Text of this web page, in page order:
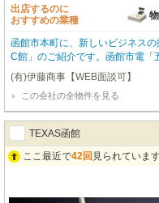
出店するのに
おすすめの業種
函館市本町に、新しいビジネス
C館」のご紹介です。函館市電
う、アクセス抜群の駅近立地が
も嬉しいポイントですね。周辺
館ロフト、スターバックス、シ
分圏内に充実しており、ビジネ
きの7階、広々とした64.62㎡の
所、教養教室など幅広い業種に
男女別トイレも完備しており、
形にしませんか？お気軽にお問
のでご注意くださいませ（7階
(有)伊藤商事【WEB面談可】
この会社の全物件を見る
TEXAS函館
ここ最近で42回 見られています